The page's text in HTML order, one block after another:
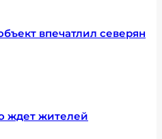
впечатлил северян
ждет жителей